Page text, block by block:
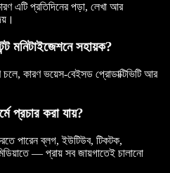
এটি প্রতিদিনের পড়া, লেখা আর
মনিটাইজেশনে সহায়ক?
চলে, কারণ ভয়েস-বেইসড প্রোডাক্টিভিটি আর
প্রচার করা যায়?
পারেন ব্লগ, ইউটিউব, টিকটক,
— প্রায় সব জায়গাতেই চালানো